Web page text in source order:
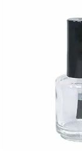
魅力的で、視覚的
軽減します。 顧
塗装または印刷し
イルポリッシュボ
ランドイメージを